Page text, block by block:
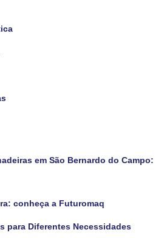
em São Bernardo do Campo:
conheça a Futuromaq
para Diferentes Necessidades